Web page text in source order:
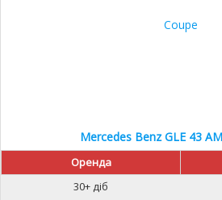
Mercedes Benz GLE 43
Оренда
30+ діб